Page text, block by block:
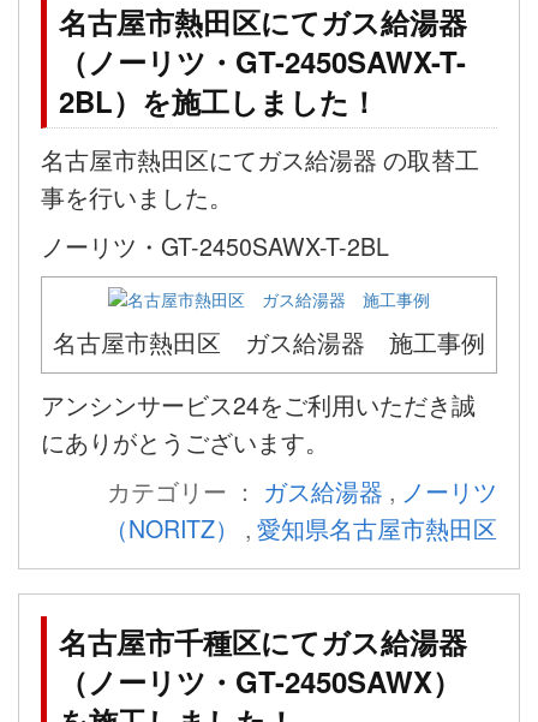
名古屋市熱田区にてガス給湯器
（ノーリツ・GT-2450SAWX-T-
2BL）を施工しました！
名古屋市熱田区にてガス給湯器 の取替工
事を行いました。
ノーリツ・GT-2450SAWX-T-2BL
名古屋市熱田区 ガス給湯器 施工事例
アンシンサービス24をご利用いただき誠
にありがとうございます。
カテゴリー ： ガス給湯器 , ノーリツ
（NORITZ）
, 愛知県名古屋市熱田区
名古屋市千種区にてガス給湯器
（ノーリツ・GT-2450SAWX）